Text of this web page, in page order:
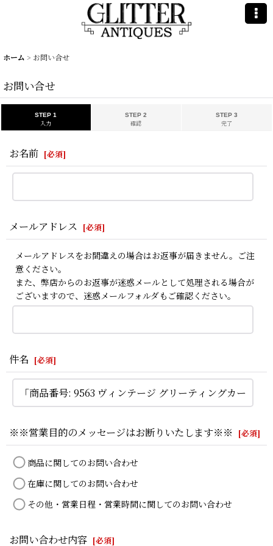
ホーム > お問い合せ
お問い合せ
STEP 1
入力
STEP 2
確認
STEP 3
完了
お名前 [必須]
メールアドレス [必須]
メールアドレスをお間違えの場合はお返事が届きません。ご注
意ください。
また、弊店からのお返事が迷惑メールとして処理される場合が
ございますので、迷惑メールフォルダもご確認ください。
件名 [必須]
※※営業目的のメッセージはお断りいたします※※ [必須]
商品に関してのお問い合わせ
在庫に関してのお問い合わせ
その他・営業日程・営業時間に関してのお問い合わせ
お問い合わせ内容 [必須]